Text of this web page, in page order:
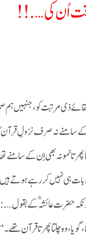
اُن کی….!!
ذی مرتبت کو، جنہیں
نہ صرف نزولِ قرآن کا
نمونہ بھی اِن کے
ہی نہیں کر رہے ہوتے
حضرت عائشہ ؓکے بقول….:
وہ چلتا پھرتا قرآن